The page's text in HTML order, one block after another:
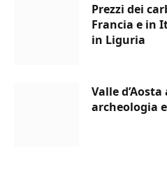
Prezzi dei
Francia e in
in Liguria
Valle
archeologia